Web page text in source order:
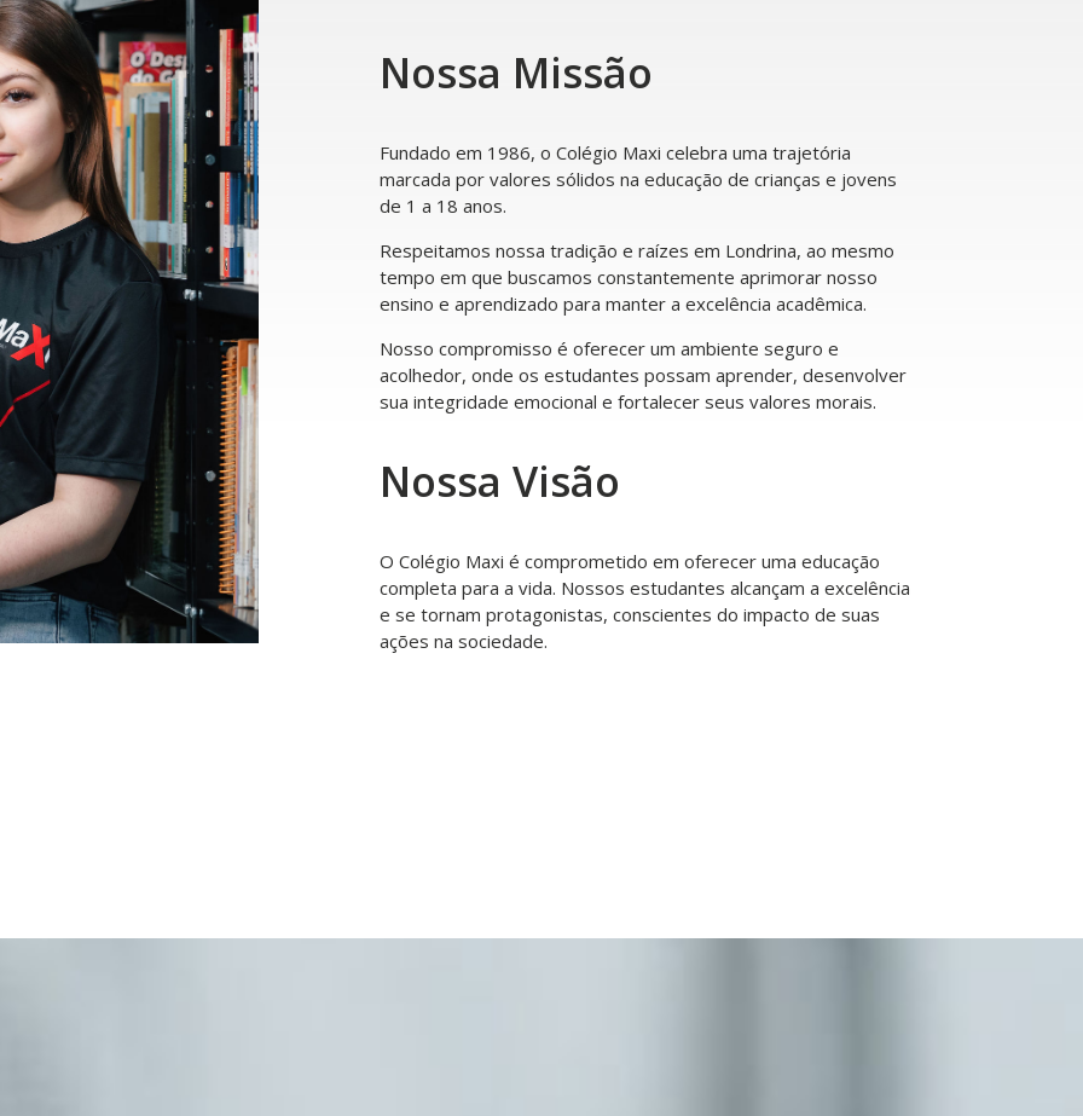
Nossa Missão
Fundado em 1986, o Colégio Maxi celebra uma trajetória
marcada por valores sólidos na educação de crianças e jovens
de 1 a 18 anos.
Respeitamos nossa tradição e raízes em Londrina, ao mesmo
tempo em que buscamos constantemente aprimorar nosso
ensino e aprendizado para manter a excelência acadêmica.
Nosso compromisso é oferecer um ambiente seguro e
acolhedor, onde os estudantes possam aprender, desenvolver
sua integridade emocional e fortalecer seus valores morais.
Nossa Visão
O Colégio Maxi é comprometido em oferecer uma educação
completa para a vida. Nossos estudantes alcançam a excelência
e se tornam protagonistas, conscientes do impacto de suas
ações na sociedade.